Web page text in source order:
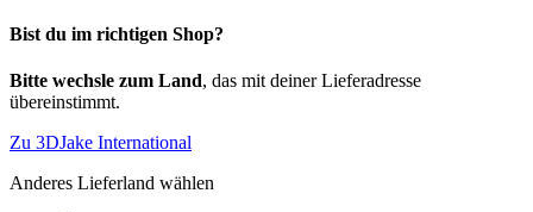
Bist du im richtigen Shop?
Bitte wechsle zum Land, das mit deiner Lieferadresse
übereinstimmt.
Zu 3DJake International
Anderes Lieferland wählen